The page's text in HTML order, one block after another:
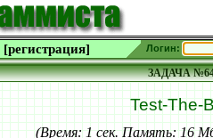
[регистрация] Логин:
ЗАДАЧА
Test-The-
(Время: 1 сек. Память: 16